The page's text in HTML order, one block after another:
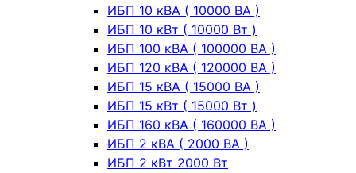
ИБП 10 кВА ( 10000 ВА )
ИБП 10 кВт ( 10000 Вт )
ИБП 100 кВА ( 100000 ВА )
ИБП 120 кВА ( 120000 ВА )
ИБП 15 кВА ( 15000 ВА )
ИБП 15 кВт ( 15000 Вт )
ИБП 160 кВА ( 160000 ВА )
ИБП 2 кВА ( 2000 ВА )
ИБП 2 кВт 2000 Вт